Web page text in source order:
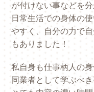
が付けない事などを
日常生活での身体の
やすく、自分の力で
もありました！
私自身も仕事柄人の
同業者として学ぶべ